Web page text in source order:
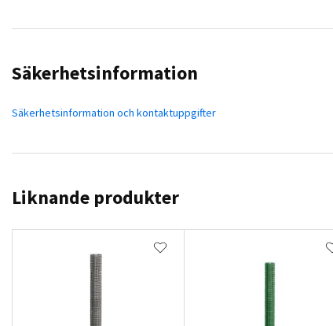
Säkerhetsinformation
Säkerhetsinformation och kontaktuppgifter
Liknande produkter